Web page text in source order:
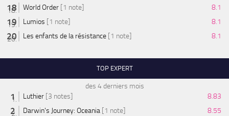
World Order [1 note]
8.1
Lumios [1 note]
8.1
Les enfants de la résistance [1 note] 8.1
TOP EXPERT
des 4 derniers mois
Luthier [3 notes]
8.83
Darwin's Journey: Oceania [1 note]
8.55